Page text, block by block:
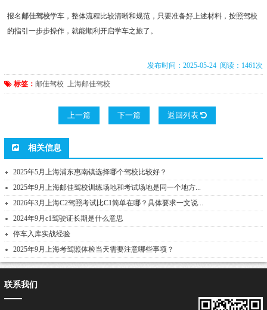
报名 邮佳驾校学车，整体流程比较清晰和规范，只要准备好上述材料，按照驾校
的指引一步步操作，就能顺利开启学车之旅了。
发布时间：2025-05-24 阅读：1461次
标签： 邮佳驾校 上海邮佳驾校
上一篇 下一篇 返回列表
相关信息
2025年5月上海浦东惠南镇选择哪个驾校比较好？
2025年9月上海邮佳驾校训练场地和考试场地是同一个地方...
2026年3月上海C2驾照考试比C1简单在哪？具体要求一文说...
2024年9月c1驾驶证长期是什么意思
停车入库实战经验
2025年9月上海考驾照体检当天需要注意哪些事项？
联系我们